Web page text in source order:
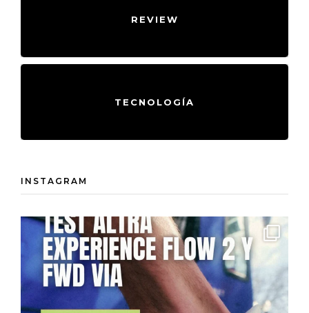
REVIEW
TECNOLOGÍA
INSTAGRAM